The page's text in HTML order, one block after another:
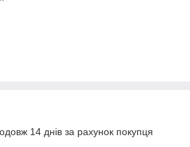
14 днів за рахунок покупця